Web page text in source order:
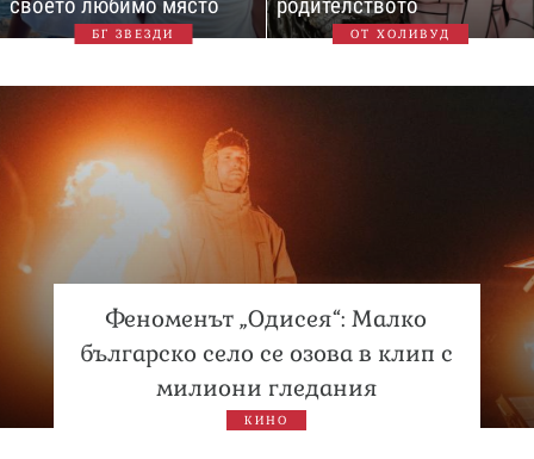
БГ ЗВЕЗДИ ОТ ХОЛИВУД
Феноменът „Одисея“: Малко
българско село се озова в клип с
милиони гледания
КИНО